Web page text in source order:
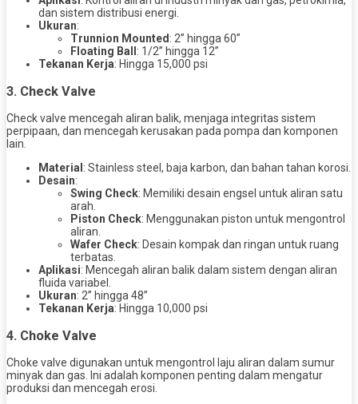
dan sistem distribusi energi.
Ukuran:
Trunnion Mounted: 2” hingga 60”
Floating Ball : 1/2” hingga 12”
Tekanan Kerja: Hingga 15,000 psi
3. Check Valve
Check valve mencegah aliran balik, menjaga integritas sistem
perpipaan, dan mencegah kerusakan pada pompa dan komponen
lain.
Material : Stainless steel, baja karbon, dan bahan tahan korosi.
Desain:
Swing Check: Memiliki desain engsel untuk aliran satu
arah.
Piston Check: Menggunakan piston untuk mengontrol
aliran.
Wafer Check: Desain kompak dan ringan untuk ruang
terbatas.
Aplikasi: Mencegah aliran balik dalam sistem dengan aliran
fluida variabel.
Ukuran: 2” hingga 48”
Tekanan Kerja: Hingga 10,000 psi
4. Choke Valve
Choke valve digunakan untuk mengontrol laju aliran dalam sumur
minyak dan gas. Ini adalah komponen penting dalam mengatur
produksi dan mencegah erosi.